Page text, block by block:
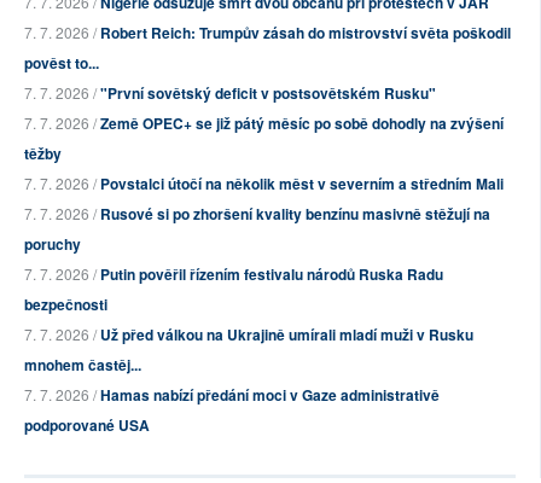
7. 7. 2026 /Robert Reich: Trumpův zásah do mistrovství světa poškodil
pověst to...
7. 7. 2026 /"První sovětský deficit v postsovětském Rusku"
7. 7. 2026 /Země OPEC+ se již pátý měsíc po sobě dohodly na zvýšení
těžby
7. 7. 2026 /Povstalci útočí na několik měst v severním a středním Mali
7. 7. 2026 /Rusové si po zhoršení kvality benzínu masivně stěžují na
poruchy
7. 7. 2026 /Putin pověřil řízením festivalu národů Ruska Radu
bezpečnosti
7. 7. 2026 /Už před válkou na Ukrajině umírali mladí muži v Rusku
mnohem častěj...
7. 7. 2026 /Hamas nabízí předání moci v Gaze administrativě
podporované USA